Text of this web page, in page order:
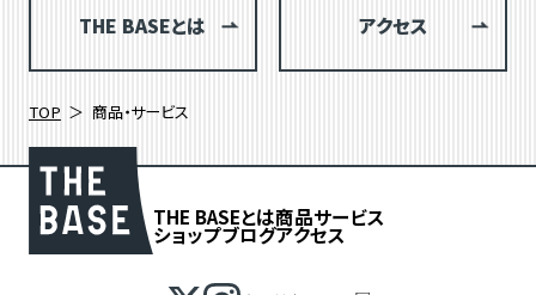
THE BASEとは アクセス
TOP 商品・サービス
THE BASEとは商品サービス
ショップブログアクセス